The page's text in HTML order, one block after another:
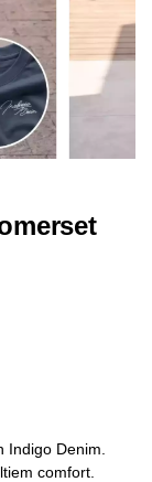
Denim.
comfort.